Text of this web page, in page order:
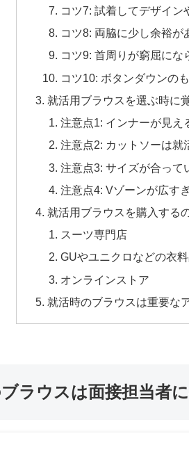
コツ7: 試着してデザイン
コツ8: 両脇に少し余裕が
コツ9: 首周りが窮屈にな
コツ10: ボタンダウンの
就活用ブラウスを選ぶ時に
注意点1: インナーが見え
注意点2: カットソーは就
注意点3: サイズが合って
注意点4: Vゾーンが広す
就活用ブラウスを購入する
スーツ専門店
GUやユニクロなどの衣
オンラインストア
就活時のブラウスは重要な
ラウスは面接担当者